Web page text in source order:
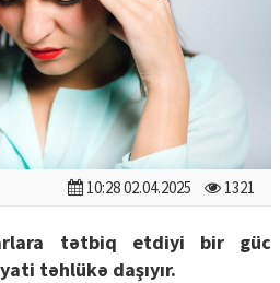
10:28 02.04.2025 1321
tətbiq etdiyi bir güc
təhlükə daşıyır.